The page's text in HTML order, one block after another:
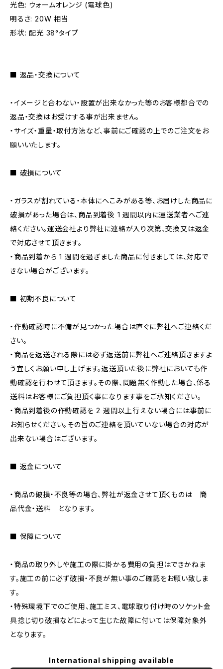
光色: ウォームオレンジ (電球色)
明るさ: 20W 相当
形状: 配光 38°タイプ
■ 返品・交換について
・イメージと合わない・設置が出来なかった等のお客様都合での
返品・交換はお受けする事が出来ません。
・サイズ・重量・取付方法など、事前にご確認の上でのご注文をお
願いいたします。
■ 破損について
・ガラスが割れている・本体にへこみがある等、お届けした商品に
破損があった場合は、商品到着後 1 週間以内に運送業者へご連
絡ください。運送会社より弊社に連絡が入り次第、交換又は返金
で対応させて頂きます。
・商品到着から 1 週間を過ぎました商品に付きましては、対応で
きない場合がございます。
■ 初期不良について
・作動確認時に不備が見つかった場合は直ぐに弊社へご連絡くだ
さい。
・商品を返送される際には必ず返送前に弊社へご連絡頂きますよ
う宜しくお願い申し上げます。返送頂いた後に弊社においても作
動確認を行わせて頂きます。その際、問題無く作動した場合、係る
送料はお客様にご負担頂く事になります事をご承知ください。
・商品到着後の作動確認を 2 週間以上行えない場合には事前に
お知らせください。その旨のご連絡を頂いていない場合の対応が
出来ない場合はございます。
■ 返金について
・商品の破損・不良等の場合、弊社が返金させて頂くものは 商
品代金・送料 となります。
■ 保障について
・商品の取り外しや施工の際に掛かる費用の負担はできかねま
す。施工の前に必ず破損・不良が無い事のご確認をお願い致しま
す。
・特殊環境下でのご使用、施工ミス、電球取り付け時のソケット金
具捻じ切り破損などによって生じた故障に付いては保障対象外
となります。
International shipping available